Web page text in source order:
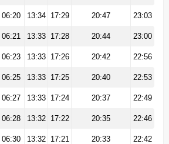
06:20 13:34 17:29 20:47 23:03
06:21 13:33 17:28 20:44 23:00
06:23 13:33 17:26 20:42 22:56
06:25 13:33 17:25 20:40 22:53
06:27 13:33 17:24 20:37 22:49
06:28 13:32 17:22 20:35 22:46
06:30 13:32 17:21 20:33 22:42